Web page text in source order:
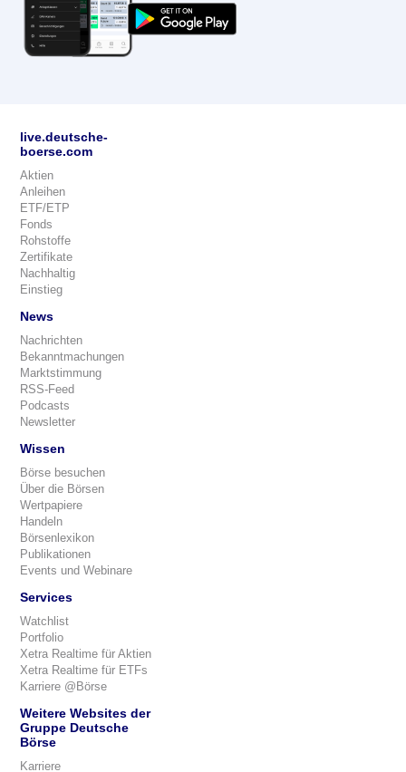
live.deutsche-
boerse.com
Aktien
Anleihen
ETF/ETP
Fonds
Rohstoffe
Zertifikate
Nachhaltig
Einstieg
News
Nachrichten
Bekanntmachungen
Marktstimmung
RSS-Feed
Podcasts
Newsletter
Wissen
Börse besuchen
Über die Börsen
Wertpapiere
Handeln
Börsenlexikon
Publikationen
Events und Webinare
Services
Watchlist
Portfolio
Xetra Realtime für Aktien
Xetra Realtime für ETFs
Karriere @Börse
Weitere Websites der
Gruppe Deutsche
Börse
Karriere